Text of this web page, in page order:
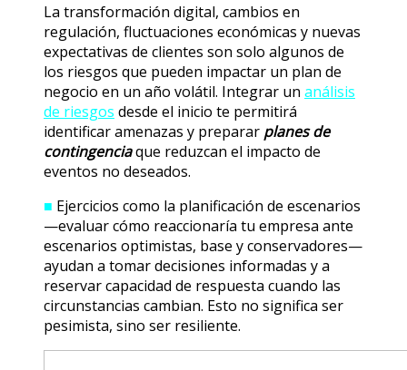
La transformación digital, cambios en
regulación, fluctuaciones económicas y nuevas
expectativas de clientes son solo algunos de
los riesgos que pueden impactar un plan de
negocio en un año volátil. Integrar un análisis
de riesgos desde el inicio te permitirá
identificar amenazas y preparar planes de
contingenciaque reduzcan el impacto de
eventos no deseados.
■ Ejercicios como la planificación de escenarios
—evaluar cómo reaccionaría tu empresa ante
escenarios optimistas, base y conservadores—
ayudan a tomar decisiones informadas y a
reservar capacidad de respuesta cuando las
circunstancias cambian. Esto no significa ser
pesimista, sino ser resiliente.